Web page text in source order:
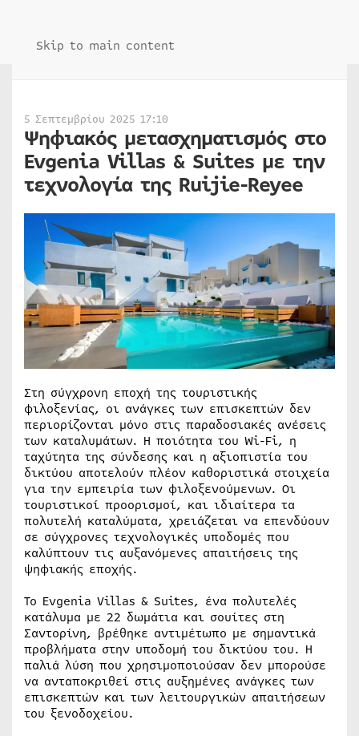
Skip to main content
5 Σεπτεμβρίου 2025 17:10
Ψηφιακός μετασχηματισμός στο
Evgenia Villas & Suites με την
τεχνολογία της Ruijie-Reyee
Στη σύγχρονη εποχή της τουριστικής
φιλοξενίας, οι ανάγκες των επισκεπτών δεν
περιορίζονται μόνο στις παραδοσιακές ανέσεις
των καταλυμάτων. Η ποιότητα του Wi-Fi, η
ταχύτητα της σύνδεσης και η αξιοπιστία του
δικτύου αποτελούν πλέον καθοριστικά στοιχεία
για την εμπειρία των φιλοξενούμενων. Οι
τουριστικοί προορισμοί, και ιδιαίτερα τα
πολυτελή καταλύματα, χρειάζεται να επενδύουν
σε σύγχρονες τεχνολογικές υποδομές που
καλύπτουν τις αυξανόμενες απαιτήσεις της
ψηφιακής εποχής.
Το Evgenia Villas & Suites, ένα πολυτελές
κατάλυμα με 22 δωμάτια και σουίτες στη
Σαντορίνη, βρέθηκε αντιμέτωπο με σημαντικά
προβλήματα στην υποδομή του δικτύου του. Η
παλιά λύση που χρησιμοποιούσαν δεν μπορούσε
να ανταποκριθεί στις αυξημένες ανάγκες των
επισκεπτών και των λειτουργικών απαιτήσεων
του ξενοδοχείου.